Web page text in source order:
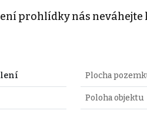
prohlídky nás neváhejte
Plocha
Poloha objektu